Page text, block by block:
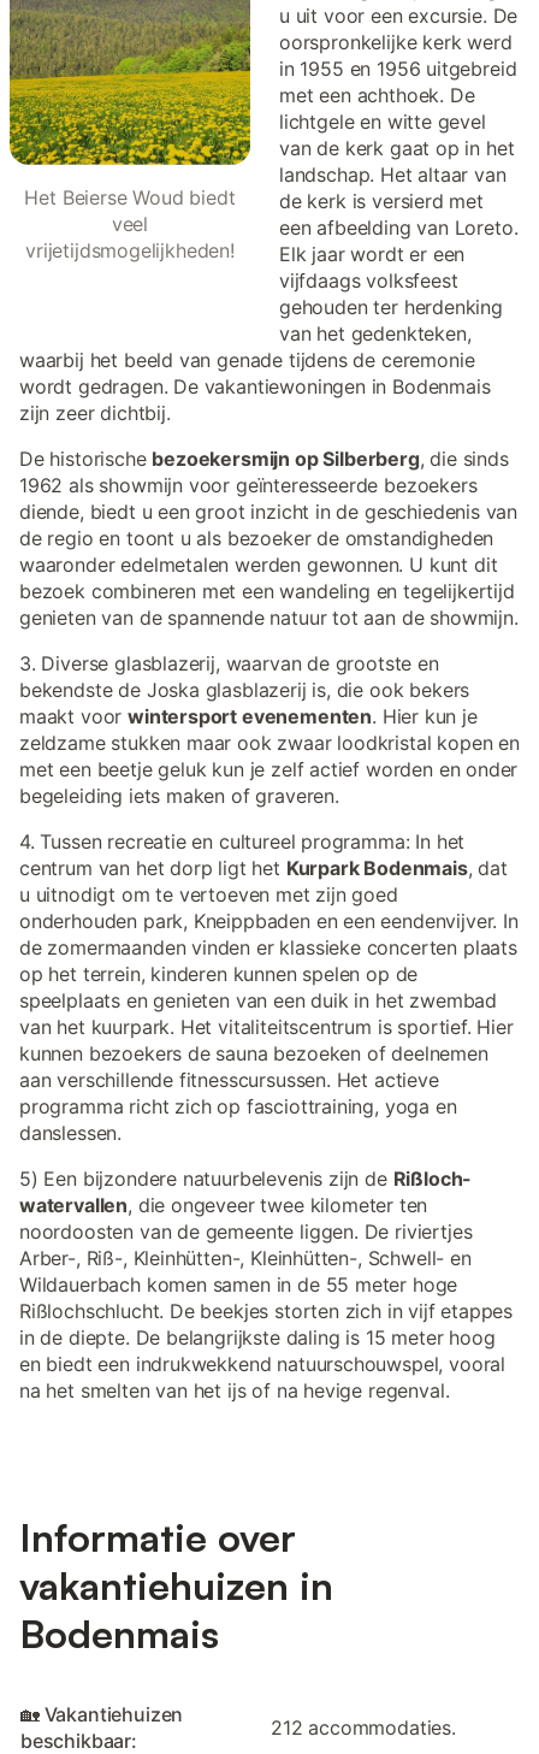
Het Beierse Woud biedt
veel
vrijetijdsmogelijkheden!
u uit voor een excursie. De
oorspronkelijke kerk werd
in 1955 en 1956 uitgebreid
met een achthoek. De
lichtgele en witte gevel
van de kerk gaat op in het
landschap. Het altaar van
de kerk is versierd met
een afbeelding van Loreto.
Elk jaar wordt er een
vijfdaags volksfeest
gehouden ter herdenking
van het gedenkteken,
waarbij het beeld van genade tijdens de ceremonie
wordt gedragen. De vakantiewoningen in Bodenmais
zijn zeer dichtbij.
De historische bezoekersmijn op Silberberg, die sinds
1962 als showmijn voor geïnteresseerde bezoekers
diende, biedt u een groot inzicht in de geschiedenis van
de regio en toont u als bezoeker de omstandigheden
waaronder edelmetalen werden gewonnen. U kunt dit
bezoek combineren met een wandeling en tegelijkertijd
genieten van de spannende natuur tot aan de showmijn.
3. Diverse glasblazerij, waarvan de grootste en
bekendste de Joska glasblazerij is, die ook bekers
maakt voorwintersport evenementen. Hier kun je
zeldzame stukken maar ook zwaar loodkristal kopen en
met een beetje geluk kun je zelf actief worden en onder
begeleiding iets maken of graveren.
4. Tussen recreatie en cultureel programma: In het
centrum van het dorp ligt het Kurpark Bodenmais, dat
u uitnodigt om te vertoeven met zijn goed
onderhouden park, Kneippbaden en een eendenvijver. In
de zomermaanden vinden er klassieke concerten plaats
op het terrein, kinderen kunnen spelen op de
speelplaats en genieten van een duik in het zwembad
van het kuurpark. Het vitaliteitscentrum is sportief. Hier
kunnen bezoekers de sauna bezoeken of deelnemen
aan verschillende fitnesscursussen. Het actieve
programma richt zich op fasciottraining, yoga en
danslessen.
5) Een bijzondere natuurbelevenis zijn de Rißloch-
watervallen, die ongeveer twee kilometer ten
noordoosten van de gemeente liggen. De riviertjes
Arber-, Riß-, Kleinhütten-, Kleinhütten-, Schwell- en
Wildauerbach komen samen in de 55 meter hoge
Rißlochschlucht. De beekjes storten zich in vijf etappes
in de diepte. De belangrijkste daling is 15 meter hoog
en biedt een indrukwekkend natuurschouwspel, vooral
na het smelten van het ijs of na hevige regenval.
Informatie over
vakantiehuizen in
Bodenmais
🏡 Vakantiehuizen
beschikbaar:
212 accommodaties.